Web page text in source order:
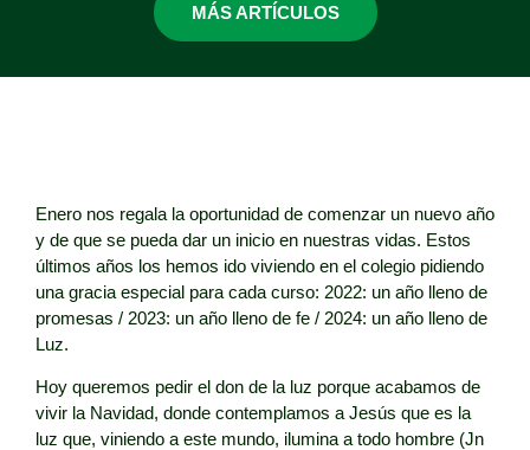
MÁS ARTÍCULOS
Enero nos regala la oportunidad de comenzar un nuevo año
y de que se pueda dar un inicio en nuestras vidas. Estos
últimos años los hemos ido viviendo en el colegio pidiendo
una gracia especial para cada curso: 2022: un año lleno de
promesas / 2023: un año lleno de fe / 2024: un año lleno de
Luz.
Hoy queremos pedir el don de la luz porque acabamos de
vivir la Navidad, donde contemplamos a Jesús que es la
luz que, viniendo a este mundo, ilumina a todo hombre (Jn